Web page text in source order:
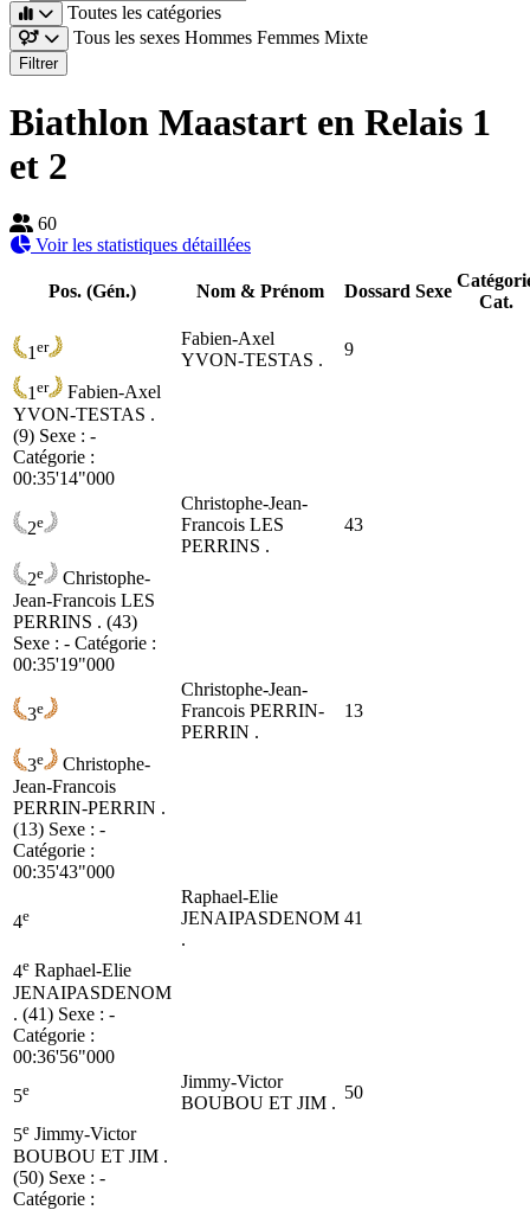
Toutes les catégories
Tous les sexes Hommes Femmes Mixte
Filtrer
Biathlon Maastart en Relais 1
et 2
60
Voir les statistiques détaillées
Pos. (Gén.) Nom & Prénom Dossard Sexe
Cat.
1 er
Fabien-Axel
YVON-TESTAS .
9
1 er
Fabien-Axel
YVON-TESTAS .
(9) Sexe : -
Catégorie :
00:35'14"000
2e
Christophe-Jean-
Francois LES
PERRINS .
43
2e
Christophe-
Jean-Francois LES
PERRINS . (43)
Sexe : - Catégorie :
00:35'19"000
3e
Christophe-Jean-
Francois PERRIN-
PERRIN .
13
3e
Christophe-
Jean-Francois
PERRIN-PERRIN .
(13) Sexe : -
Catégorie :
00:35'43"000
4e
Raphael-Elie
JENAIPASDENOM
.
41
4e Raphael-Elie
JENAIPASDENOM
. (41) Sexe : -
Catégorie :
00:36'56"000
5e
Jimmy-Victor
BOUBOU ET JIM .
50
5e Jimmy-Victor
BOUBOU ET JIM .
(50) Sexe : -
Catégorie :